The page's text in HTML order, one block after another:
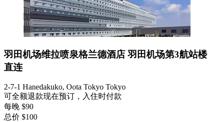
羽田机场维拉喷泉格兰德酒店 羽田机场第3航站楼
直连
2-7-1 Hanedakuko, Oota Tokyo Tokyo
可全额退款现在预订，入住时付款
每晚 $90
总价 $100